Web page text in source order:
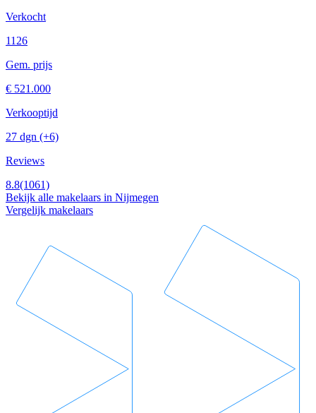
Verkocht
1126
Gem. prijs
€ 521.000
Verkooptijd
27 dgn (+6)
Reviews
8.8(1061)
Bekijk alle makelaars in Nijmegen
Vergelijk makelaars